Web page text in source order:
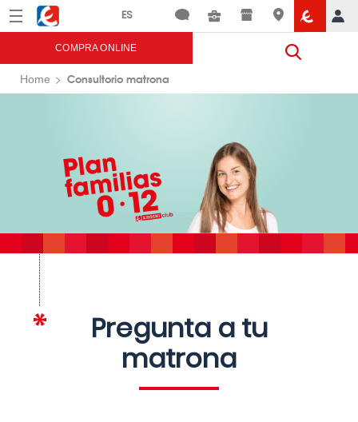
Menú Eroski
COMPRA ONLINE
Home Consultorio matrona
Pregunta a tu
matrona